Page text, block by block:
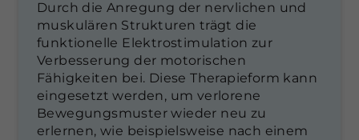
Durch die Anregung der nervlichen und
muskulären Strukturen trägt die
funktionelle Elektrostimulation zur
Verbesserung der motorischen
Fähigkeiten bei. Diese Therapieform kann
eingesetzt werden, um verlorene
Bewegungsmuster wieder neu zu
erlernen, wie beispielsweise nach einem